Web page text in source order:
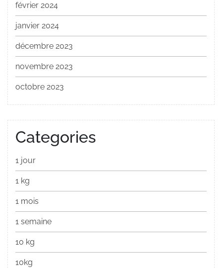
février 2024
janvier 2024
décembre 2023
novembre 2023
octobre 2023
Categories
1 jour
1 kg
1 mois
1 semaine
10 kg
10kg